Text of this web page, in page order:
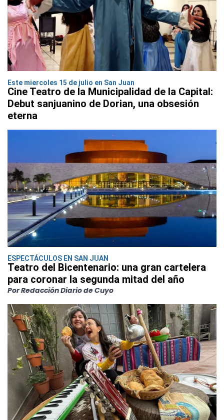
Este miercoles 15 de julio en San Juan
Cine Teatro de la Municipalidad de la Capital:
Debut sanjuanino de Dorian, una obsesión
eterna
ESPECTÁCULOS EN SAN JUAN
Teatro del Bicentenario: una gran cartelera
para coronar la segunda mitad del año
Por Redacción Diario de Cuyo